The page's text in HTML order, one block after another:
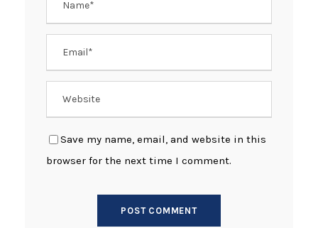
Save my name, email, and website in this
browser for the next time I comment.